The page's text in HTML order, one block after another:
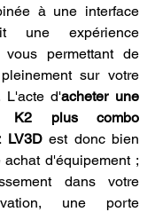
à une interface
une expérience
vous permettant de
sur votre
L'acte d'acheter une
K2 plus combo
LV3D est donc bien
d'équipement ;
dans votre
une porte